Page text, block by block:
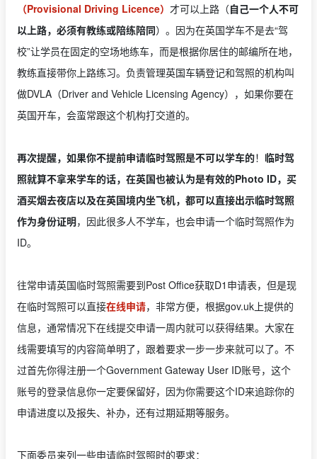
（Provisional Driving Licence） 才可以上路（自己一个人不可
以上路，必须有教练或陪练陪同）。因为在英国学车不是去“驾
校”让学员在固定的空场地练车，而是根据你居住的邮编所在地，
教练直接带你上路练习。负责管理英国车辆登记和驾照的机构叫
做DVLA（Driver and Vehicle Licensing Agency），如果你要在
英国开车，会蛮常跟这个机构打交道的。
再次提醒，如果你不提前申请临时驾照是不可以学车的！ 临时驾
照就算不拿来学车的话，在英国也被认为是有效的Photo ID，买
酒买烟去夜店以及在英国境内坐飞机，都可以直接出示临时驾照
作为身份证明，因此很多人不学车，也会申请一个临时驾照作为
ID。
往常申请英国临时驾照需要到Post Office获取D1申请表，但是现
在临时驾照可以直接在线申请，非常方便，根据gov.uk上提供的
信息，通常情况下在线提交申请一周内就可以获得结果。大家在
线需要填写的内容简单明了，跟着要求一步一步来就可以了。不
过首先你得注册一个Government Gateway User ID账号，这个
账号的登录信息你一定要保留好，因为你需要这个ID来追踪你的
申请进度以及报失、补办，还有过期延期等服务。
下面委员来列一些申请临时驾照时的要求：